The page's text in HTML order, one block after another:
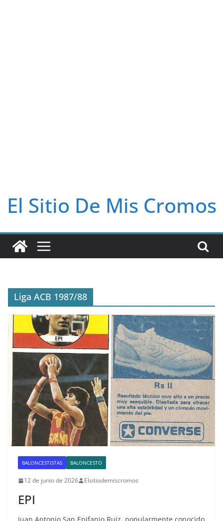
El Sitio De Mis Cromos
Liga ACB 1987/88
BALONCESTISTAS BALONCESTO
12 de junio de 2026 Elsitiodemiscromos
EPI